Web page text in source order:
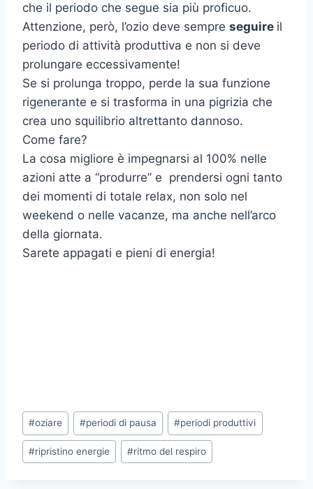
che il periodo che segue sia più proficuo.
Attenzione, però, l’ozio deve sempre seguire il
periodo di attività produttiva e non si deve
prolungare eccessivamente!
Se si prolunga troppo, perde la sua funzione
rigenerante e si trasforma in una pigrizia che
crea uno squilibrio altrettanto dannoso.
Come fare?
La cosa migliore è impegnarsi al 100% nelle
azioni atte a “produrre” e prendersi ogni tanto
dei momenti di totale relax, non solo nel
weekend o nelle vacanze, ma anche nell’arco
della giornata.
Sarete appagati e pieni di energia!
Tag
articolo:
#oziare #periodi di pausa #periodi produttivi
#ripristino energie #ritmo del respiro